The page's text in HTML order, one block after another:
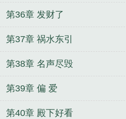
第36章 发财了
第37章 祸水东引
第38章 名声尽毁
第39章 偏 爱
第40章 殿下好看